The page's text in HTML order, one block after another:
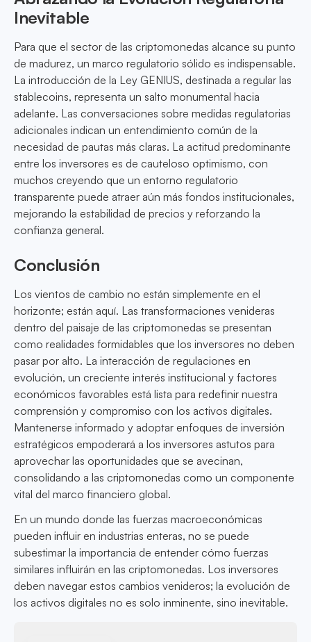
Inevitable
Para que el sector de las criptomonedas alcance su punto
de madurez, un marco regulatorio sólido es indispensable.
La introducción de la Ley GENIUS, destinada a regular las
stablecoins, representa un salto monumental hacia
adelante. Las conversaciones sobre medidas regulatorias
adicionales indican un entendimiento común de la
necesidad de pautas más claras. La actitud predominante
entre los inversores es de cauteloso optimismo, con
muchos creyendo que un entorno regulatorio
transparente puede atraer aún más fondos institucionales,
mejorando la estabilidad de precios y reforzando la
confianza general.
Conclusión
Los vientos de cambio no están simplemente en el
horizonte; están aquí. Las transformaciones venideras
dentro del paisaje de las criptomonedas se presentan
como realidades formidables que los inversores no deben
pasar por alto. La interacción de regulaciones en
evolución, un creciente interés institucional y factores
económicos favorables está lista para redefinir nuestra
comprensión y compromiso con los activos digitales.
Mantenerse informado y adoptar enfoques de inversión
estratégicos empoderará a los inversores astutos para
aprovechar las oportunidades que se avecinan,
consolidando a las criptomonedas como un componente
vital del marco financiero global.
En un mundo donde las fuerzas macroeconómicas
pueden influir en industrias enteras, no se puede
subestimar la importancia de entender cómo fuerzas
similares influirán en las criptomonedas. Los inversores
deben navegar estos cambios venideros; la evolución de
los activos digitales no es solo inminente, sino inevitable.